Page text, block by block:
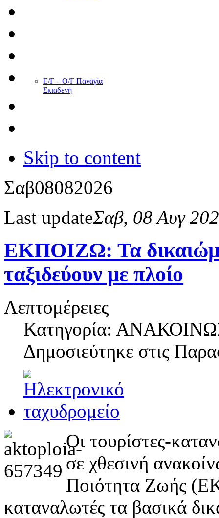
Ε/Γ – Ο/Γ Παναγία
Σκιαδενή
Skip to content
Σαβ08082026
Last updateΣαβ, 08 Αυγ
ΕΚΠΟΙΖΩ: Τα
ταξιδεύουν με πλοίο
Λεπτομέρειες
Κατηγορία:
Δημοσιεύτηκε στις
Οι τουρίστες-
σε χθεσινή
Ποιότητα Ζωής
καταναλωτές τα βασικά